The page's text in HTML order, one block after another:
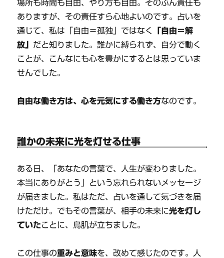
場所も時間も自由、やり方も自由。そのぶん責任も
ありますが、その責任すら心地よいのです。占いを
通じて、私は「自由＝孤独」ではなく
「自由＝解
放」 だと知りました。誰かに縛られず、自分で動く
ことが、こんなにも心を豊かにするとは思っていま
せんでした。
自由な働き方は、心を元気にする働き方なのです。
誰かの未来に光を灯せる仕事
ある日、「あなたの言葉で、人生が変わりました。
本当にありがとう」という忘れられないメッセージ
が届きました。私はただ、占いを通して気づきを届
けただけ。でもその言葉が、相手の未来に光を灯し
ていたことに、鳥肌が立ちました。
この仕事の重みと意味を、改めて感じたのです。人